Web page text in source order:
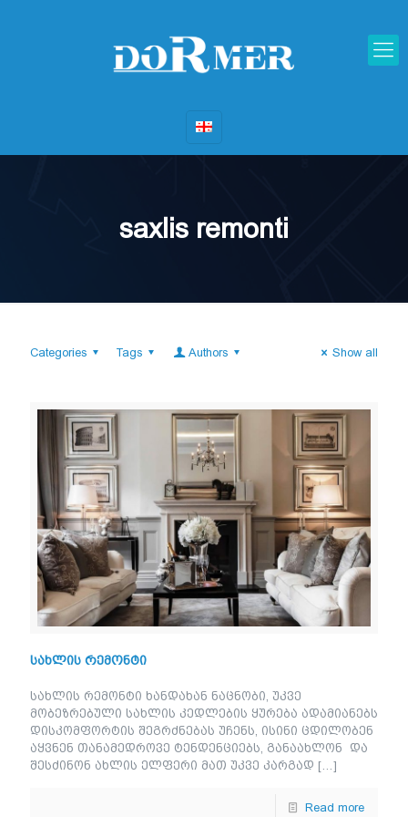
saxlis remonti
Categories Tags Authors Show all
სახლის რემონტი
სახლის რემონტი ხანდახან ნაცნობი, უკვე
მობეზრებული სახლის კედლების ყურება ადამიანებს
დისკომფორტის შეგრძნებას უჩენს, ისინი ცდილობენ
აყვნენ თანამედროვე ტენდენციებს, განაახლონ და
შესძინონ ახლის ელფერი მათ უკვე კარგად […]
Read more